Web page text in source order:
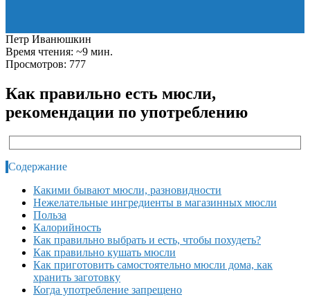
Петр Иванюшкин
Время чтения: ~9 мин.
Просмотров: 777
Как правильно есть мюсли,
рекомендации по употреблению
Содержание
Какими бывают мюсли, разновидности
Нежелательные ингредиенты в магазинных мюсли
Польза
Калорийность
Как правильно выбрать и есть, чтобы похудеть?
Как правильно кушать мюсли
Как приготовить самостоятельно мюсли дома, как
хранить заготовку
Когда употребление запрещено